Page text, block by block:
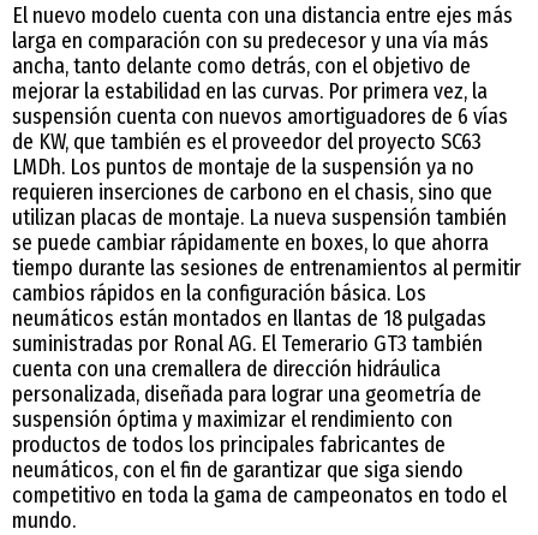
El nuevo modelo cuenta con una distancia entre ejes más
larga en comparación con su predecesor y una vía más
ancha, tanto delante como detrás, con el objetivo de
mejorar la estabilidad en las curvas. Por primera vez, la
suspensión cuenta con nuevos amortiguadores de 6 vías
de KW, que también es el proveedor del proyecto SC63
LMDh. Los puntos de montaje de la suspensión ya no
requieren inserciones de carbono en el chasis, sino que
utilizan placas de montaje. La nueva suspensión también
se puede cambiar rápidamente en boxes, lo que ahorra
tiempo durante las sesiones de entrenamientos al permitir
cambios rápidos en la configuración básica. Los
neumáticos están montados en llantas de 18 pulgadas
suministradas por Ronal AG. El Temerario GT3 también
cuenta con una cremallera de dirección hidráulica
personalizada, diseñada para lograr una geometría de
suspensión óptima y maximizar el rendimiento con
productos de todos los principales fabricantes de
neumáticos, con el fin de garantizar que siga siendo
competitivo en toda la gama de campeonatos en todo el
mundo.